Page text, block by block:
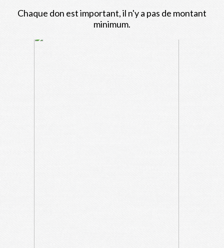
Chaque don est important, il n'y a pas de montant
minimum.